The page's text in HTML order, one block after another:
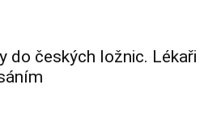
do českých ložnic. Lékaři